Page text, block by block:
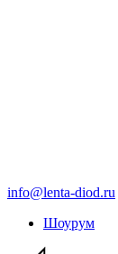
info@lenta-diod.ru
Шоурум